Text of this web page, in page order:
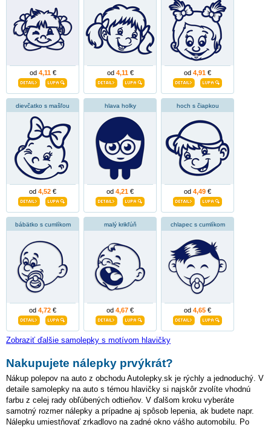
od 4,11€ od 4,11€ od 4,91 €
dievčatko s mašľou
od 4,52 €
hlava holky
od 4,21 €
hoch s čiapkou
od 4,49 €
bábätko s cumlíkom
od 4,72 €
malý krikľúň
od 4,67 €
chlapec s cumlíkom
od 4,65 €
Zobraziť ďalšie samolepky s motívom hlavičky
Nakupujete nálepky prvýkrát?
Nákup polepov na auto z obchodu Autolepky.sk je rýchly a jednoduchý. V
detaile samolepky na auto s témou hlavičky si najskôr zvolíte vhodnú
farbu z celej rady obľúbených odtieňov. V ďalšom kroku vyberáte
samotný rozmer nálepky a prípadne aj spôsob lepenia, ak budete napr.
Nálepku umiestňovať zrkadlovo na zadné okno vášho automobilu. Po